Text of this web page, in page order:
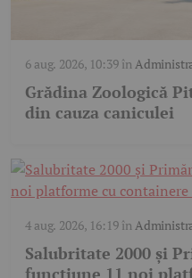
6 aug. 2026, 10:39în
Grădina Zoologică
din cauza caniculei
4 aug. 2026, 16:19în
Salubritate 2000 și
funcțiune 11 noi